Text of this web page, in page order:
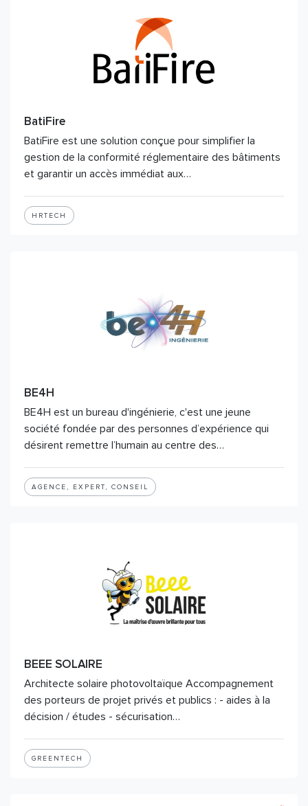
BatiFire
BatiFire est une solution conçue pour simplifier la
gestion de la conformité réglementaire des bâtiments
et garantir un accès immédiat aux…
HRTECH
BE4H
BE4H est un bureau d'ingénierie, c'est une jeune
société fondée par des personnes d’expérience qui
désirent remettre l’humain au centre des…
AGENCE, EXPERT, CONSEIL
BEEE SOLAIRE
Architecte solaire photovoltaïque Accompagnement
des porteurs de projet privés et publics : - aides à la
décision / études - sécurisation…
GREENTECH